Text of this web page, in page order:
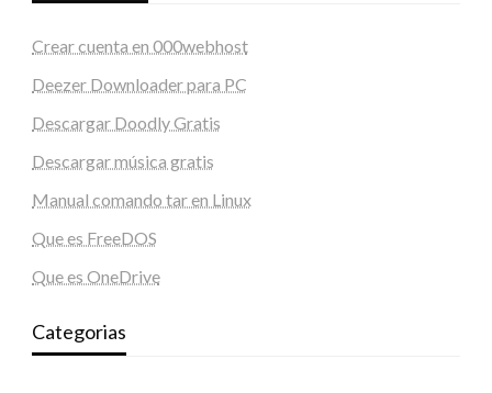
Crear cuenta en 000webhost
Deezer Downloader para PC
Descargar Doodly Gratis
Descargar música gratis
Manual comando tar en Linux
Que es FreeDOS
Que es OneDrive
Categorias